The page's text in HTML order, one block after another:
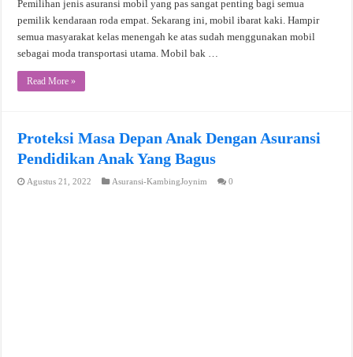
Pemilihan jenis asuransi mobil yang pas sangat penting bagi semua
pemilik kendaraan roda empat. Sekarang ini, mobil ibarat kaki. Hampir
semua masyarakat kelas menengah ke atas sudah menggunakan mobil
sebagai moda transportasi utama. Mobil bak …
Read More »
Proteksi Masa Depan Anak Dengan Asuransi
Pendidikan Anak Yang Bagus
Agustus 21, 2022 Asuransi-KambingJoynim 0